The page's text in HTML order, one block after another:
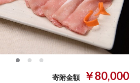
寄附金額 ￥80,000